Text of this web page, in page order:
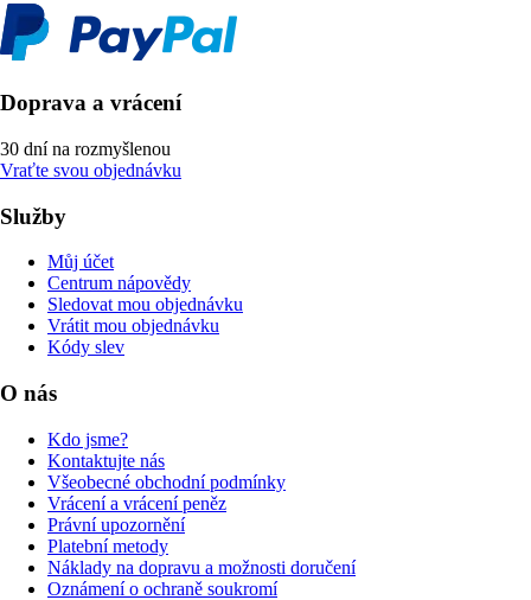
Doprava a vrácení
30 dní na rozmyšlenou
Vraťte svou objednávku
Služby
Můj účet
Centrum nápovědy
Sledovat mou objednávku
Vrátit mou objednávku
Kódy slev
O nás
Kdo jsme?
Kontaktujte nás
Všeobecné obchodní podmínky
Vrácení a vrácení peněz
Právní upozornění
Platební metody
Náklady na dopravu a možnosti doručení
Oznámení o ochraně soukromí